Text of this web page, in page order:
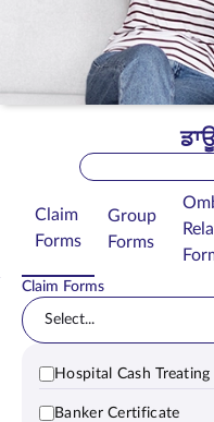
ਆਨਲਾਈਨ ਖਰੀਦੋ
Search Bar
Claim
Forms
Group
Forms
Claim Forms
Select...
Hospital Cash
Banker Certificate